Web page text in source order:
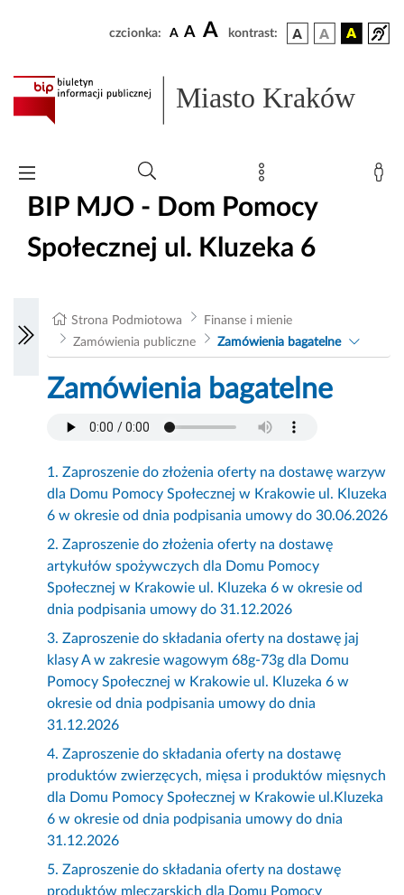
czcionka: A A A kontrast:
Miasto Kraków
BIP MJO - Dom Pomocy
Społecznej ul. Kluzeka 6
Strona Podmiotowa
Finanse i mienie
Zamówienia publiczne
Zamówienia bagatelne
Zamówienia bagatelne
1. Zaproszenie do złożenia oferty na dostawę warzyw
dla Domu Pomocy Społecznej w Krakowie ul. Kluzeka
6 w okresie od dnia podpisania umowy do 30.06.2026
2. Zaproszenie do złożenia oferty na dostawę
artykułów spożywczych dla Domu Pomocy
Społecznej w Krakowie ul. Kluzeka 6 w okresie od
dnia podpisania umowy do 31.12.2026
3. Zaproszenie do składania oferty na dostawę jaj
klasy A w zakresie wagowym 68g-73g dla Domu
Pomocy Społecznej w Krakowie ul. Kluzeka 6 w
okresie od dnia podpisania umowy do dnia
31.12.2026
4. Zaproszenie do składania oferty na dostawę
produktów zwierzęcych, mięsa i produktów mięsnych
dla Domu Pomocy Społecznej w Krakowie ul.Kluzeka
6 w okresie od dnia podpisania umowy do dnia
31.12.2026
5. Zaproszenie do składania oferty na dostawę
produktów mleczarskich dla Domu Pomocy